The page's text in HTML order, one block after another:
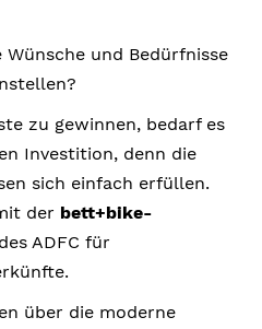
und Bedürfnisse
zu gewinnen, bedarf es
Investition, denn die
sich einfach erfüllen.
der bett+bike-
des ADFC für
über die moderne